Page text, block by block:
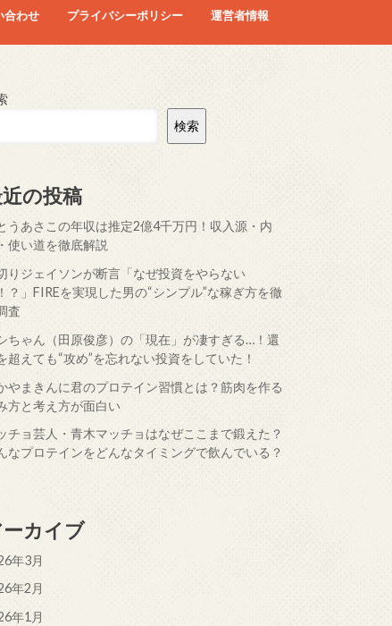
合わせ プライバシーポリシー 運営者情報
検索
の投稿
うあさこの年収は推定2億4千万円！収入源・内
使い道を徹底解説
りジェイソンが断言「なぜ投資をやらない
？」FIREを実現した男の“シンプル”な稼ぎ方を徹
査
ちゃん（田原俊彦）の「現在」が凄すぎる…！還
超えても“攻め”を忘れない投資をしていた！
やまきんに君のプロテイン習慣とは？筋肉を作る
方と考え方が面白い
チョ芸人・青木マッチョはなぜここまで鍛えた？
なプロテインをどんなタイミングで飲んでいる？
ーカイブ
年3月
年2月
年1月